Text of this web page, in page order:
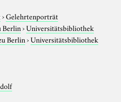
›Gelehrtenporträt
Berlin›Universitätsbibliothek
Berlin›Universitätsbibliothek